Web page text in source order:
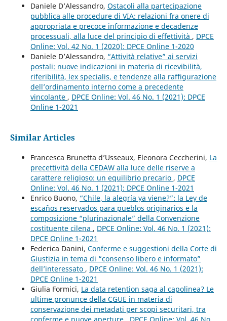
Daniele D’Alessandro, Ostacoli alla partecipazione
pubblica alle procedure di VIA: relazioni fra onere di
appropriata e precoce informazione e decadenze
processuali, alla luce del principio di effettività , DPCE
Online: Vol. 42 No. 1 (2020): DPCE Online 1-2020
Daniele D’Alessandro, “Attività relative” ai servizi
postali: nuove indicazioni in materia di ricevibilità,
riferibilità, lex specialis, e tendenze alla raffigurazione
dell’ordinamento interno come a precedente
vincolante , DPCE Online: Vol. 46 No. 1 (2021): DPCE
Online 1-2021
Similar Articles
Francesca Brunetta d’Usseaux, Eleonora Ceccherini, La
precettività della CEDAW alla luce delle riserve a
carattere religioso: un equilibrio precario , DPCE
Online: Vol. 46 No. 1 (2021): DPCE Online 1-2021
Enrico Buono, “Chile, la alegría ya viene?”: la Ley de
escaños reservados para pueblos originarios e la
composizione “plurinazionale” della Convenzione
costituente cilena , DPCE Online: Vol. 46 No. 1 (2021):
DPCE Online 1-2021
Federica Danini, Conferme e suggestioni della Corte di
Giustizia in tema di “consenso libero e informato”
dell’interessato , DPCE Online: Vol. 46 No. 1 (2021):
DPCE Online 1-2021
Giulia Formici, La data retention saga al capolinea? Le
ultime pronunce della CGUE in materia di
conservazione dei metadati per scopi securitari, tra